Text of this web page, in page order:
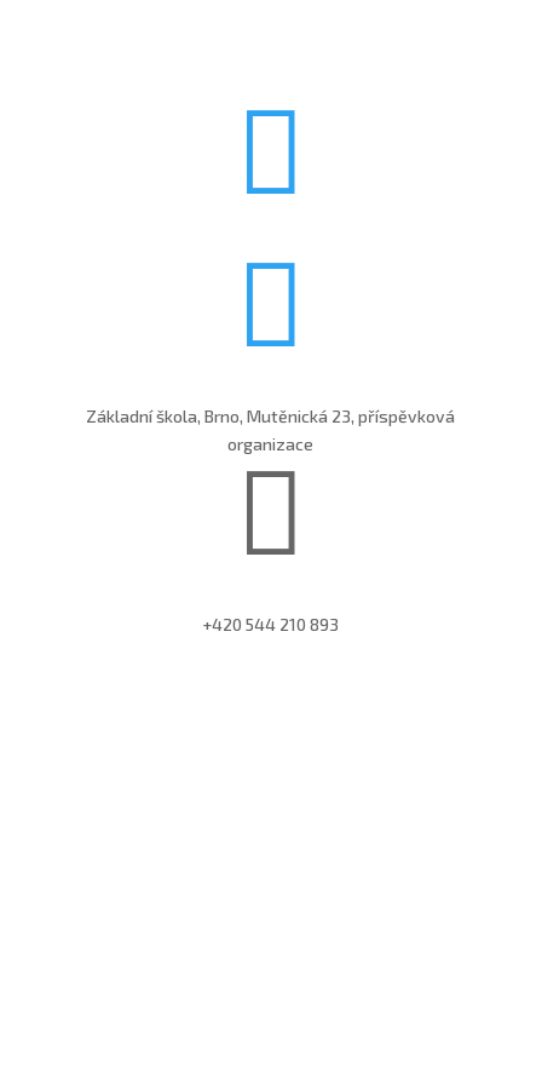


Základní škola, Brno, Mutěnická 23, příspěvková
organizace

+420 544 210 893